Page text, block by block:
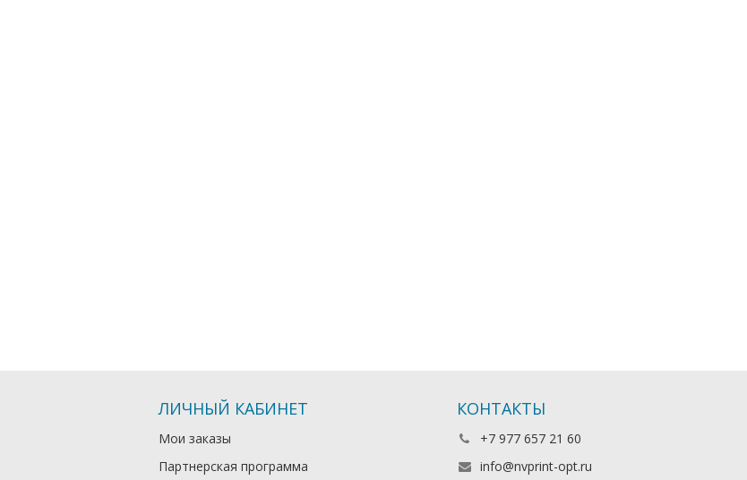
ЛИЧНЫЙ КАБИНЕТ
Мои заказы
Партнерская программа
КОНТАКТЫ
+7 977 657 21 60
info@nvprint-opt.ru